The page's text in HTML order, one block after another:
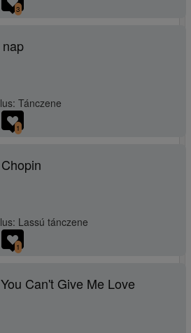
3
Tánczene
1
Lassú tánczene
1
Can't Give Me Love